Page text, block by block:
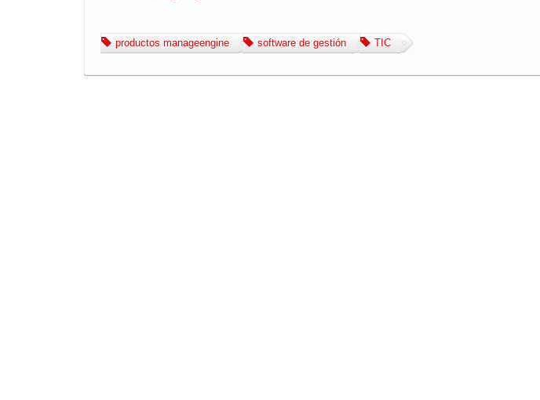
productos manageengine software de gestión TIC